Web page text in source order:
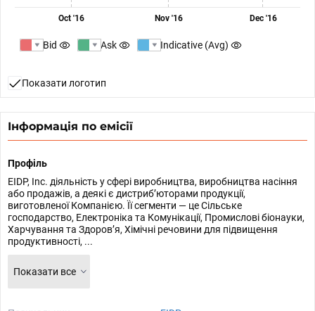
Oct '16 Nov '16 Dec '16
Bid Ask Indicative (Avg)
Показати логотип
Інформація по емісії
Профіль
EIDP, Inc. діяльність у сфері виробництва, виробництва насіння
або продажів, а деякі є дистриб’юторами продукції,
виготовленої Компанією. Її сегменти — це Сільське
господарство, Електроніка та Комунікації, Промислові біонауки,
Харчування та Здоров’я, Хімічні речовини для підвищення
продуктивності, ...
Показати все